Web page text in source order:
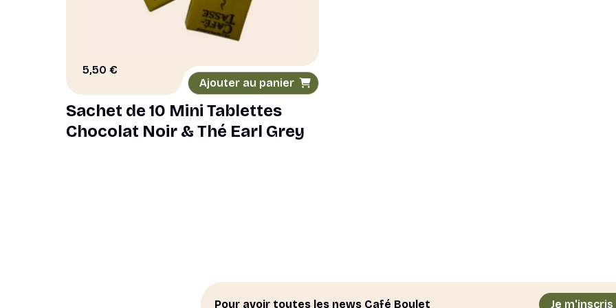
5,50 €
Ajouter au panier
Sachet de 10 Mini Tablettes
Chocolat Noir & Thé Earl Grey
Pour avoir toutes les news Café Boulet Je